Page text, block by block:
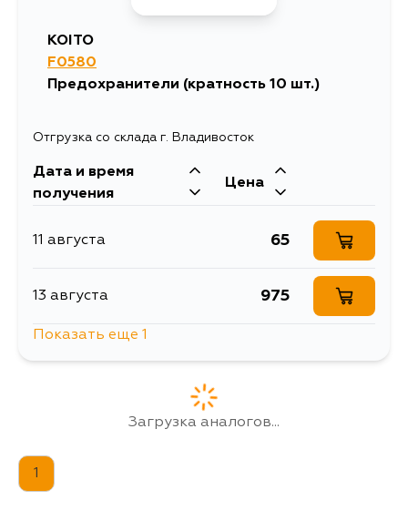
KOITO
F0580
Предохранители (кратность 10 шт.)
Отгрузка со склада г. Владивосток
Дата и время
получения
Цена
11 августа 65
13 августа 975
Показать еще 1
Загрузка аналогов...
1